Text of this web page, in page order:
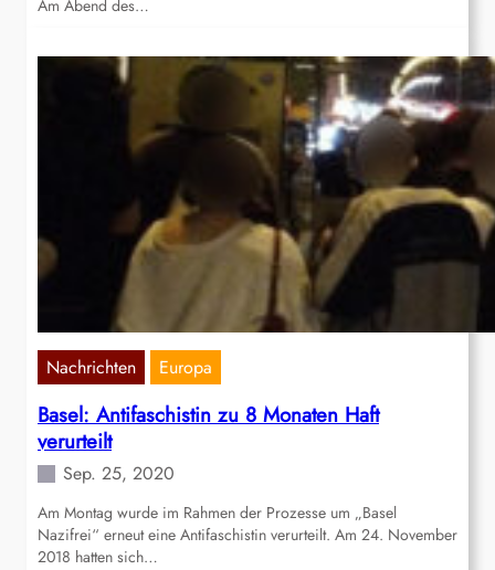
Am Abend des…
Nachrichten Europa
Basel: Antifaschistin zu 8 Monaten Haft
verurteilt
Sep. 25, 2020
Am Montag wurde im Rahmen der Prozesse um „Basel
Nazifrei“ erneut eine Antifaschistin verurteilt. Am 24. November
2018 hatten sich…